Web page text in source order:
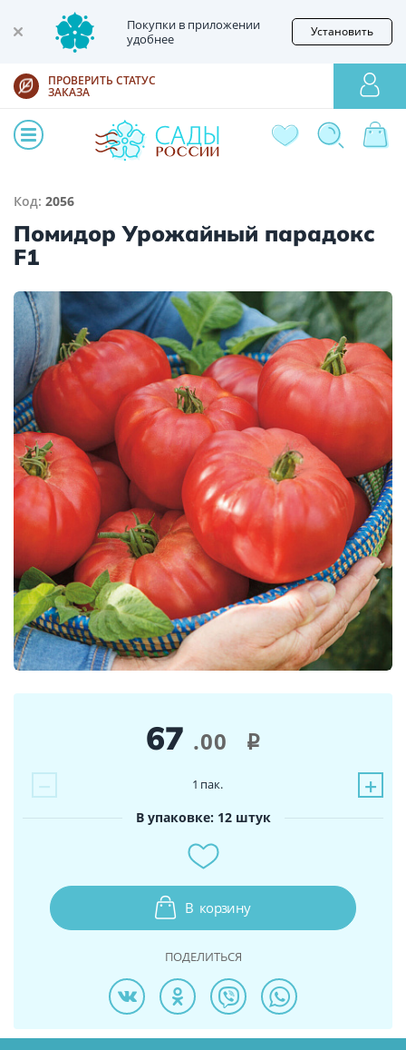
Покупки в приложении
удобнее
Установить
ПРОВЕРИТЬ СТАТУС
ЗАКАЗА
Код: 2056
Помидор Урожайный парадокс
F1
67 .00 i
− +
1 пак.
В упаковке: 12 штук
В корзину
ПОДЕЛИТЬСЯ